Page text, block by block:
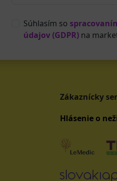
Súhlasím so
údajov (GDPR) na
Zákaznícky
Hlásenie o